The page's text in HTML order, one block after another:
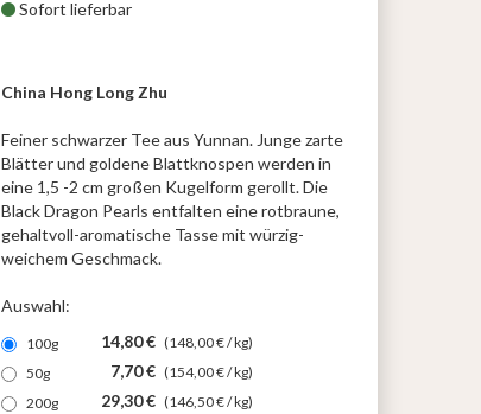
Sofort lieferbar
China Hong Long Zhu
Feiner schwarzer Tee aus Yunnan. Junge zarte
Blätter und goldene Blattknospen werden in
eine 1,5 -2 cm großen Kugelform gerollt. Die
Black Dragon Pearls entfalten eine rotbraune,
gehaltvoll-aromatische Tasse mit würzig-
weichem Geschmack.
Auswahl:
100g 14,80 € (148,00 € / kg)
50g
7,70 € (154,00 € / kg)
200g
29,30 € (146,50 € / kg)